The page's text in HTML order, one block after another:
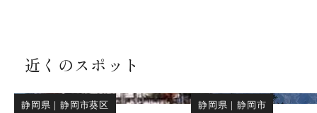
近くのスポット
静岡県 ｜静岡市葵区
静岡県 ｜静岡市